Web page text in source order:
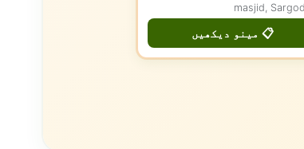
masjid,
📋 مینو دیکھیں